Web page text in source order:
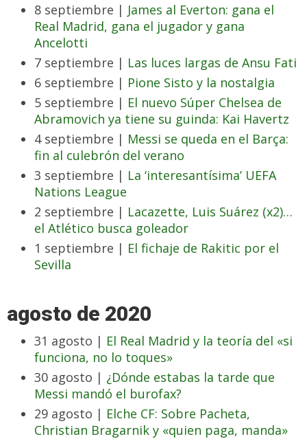
8 septiembre | James al Everton: gana el
Real Madrid, gana el jugador y gana
Ancelotti
7 septiembre | Las luces largas de Ansu Fati
6 septiembre | Pione Sisto y la nostalgia
5 septiembre | El nuevo Súper Chelsea de
Abramovich ya tiene su guinda: Kai Havertz
4 septiembre | Messi se queda en el Barça:
fin al culebrón del verano
3 septiembre | La ‘interesantísima’ UEFA
Nations League
2 septiembre | Lacazette, Luis Suárez (x2)…
el Atlético busca goleador
1 septiembre | El fichaje de Rakitic por el
Sevilla
agosto de 2020
31 agosto | El Real Madrid y la teoría del «si
funciona, no lo toques»
30 agosto | ¿Dónde estabas la tarde que
Messi mandó el burofax?
29 agosto | Elche CF: Sobre Pacheta,
Christian Bragarnik y «quien paga, manda»